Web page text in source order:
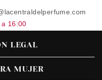
16:00
LEGAL
MUJER